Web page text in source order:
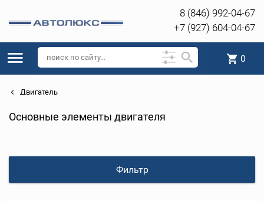
8 (846) 992-04-67
+7 (927) 604-04-67
0
Двигатель
Основные элементы двигателя
Фильтр